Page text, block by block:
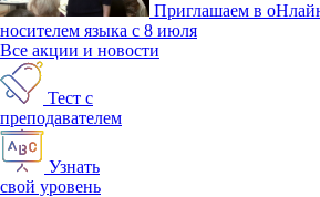
Приглашаем в
носителем языка с 8 июля
Все акции и новости
Тест с
преподавателем
Узнать
свой уровень